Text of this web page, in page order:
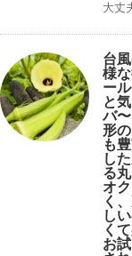
大丈
台
様
ー
と
バ
形
も
し
る
オ
く
し
く
お